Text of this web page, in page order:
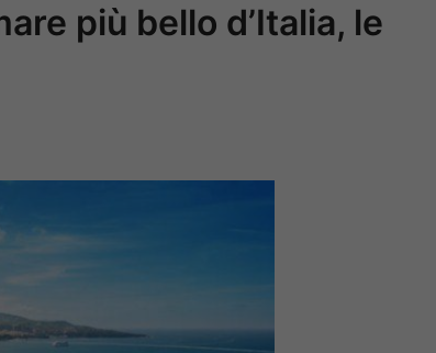
più bello d’Italia, le